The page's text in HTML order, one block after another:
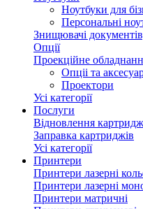
Ноутбуки для
Персональні
Знищювачі
Опції
Проекційне
Опціі та
Проектори
Усі категорії
Послуги
Відновлення
Заправка картриджів
Усі категорії
Принтери
Принтери лазерні
Принтери лазерні
Принтери матричні